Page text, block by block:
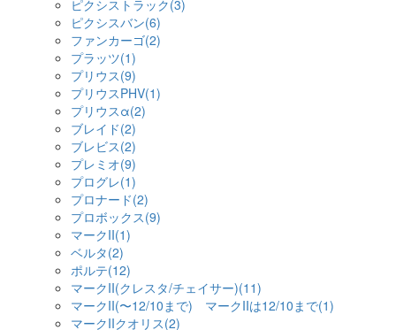
ピクシストラック(3)
ピクシスバン(6)
ファンカーゴ(2)
プラッツ(1)
プリウス(9)
プリウスPHV(1)
プリウスα(2)
ブレイド(2)
ブレビス(2)
プレミオ(9)
プログレ(1)
プロナード(2)
プロボックス(9)
マークII(1)
ベルタ(2)
ポルテ(12)
マークII(クレスタ/チェイサー)(11)
マークII(〜12/10まで) マークIIは12/10まで(1)
マークIIクオリス(2)